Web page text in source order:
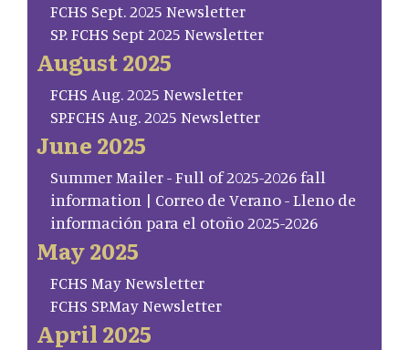
FCHS Sept. 2025 Newsletter
SP. FCHS Sept 2025 Newsletter
August 2025
FCHS Aug. 2025 Newsletter
SP.FCHS Aug. 2025 Newsletter
June 2025
Summer Mailer - Full of 2025-2026 fall
information | Correo de Verano - Lleno de
información para el otoño 2025-2026
May 2025
FCHS May Newsletter
FCHS SP.May Newsletter
April 2025